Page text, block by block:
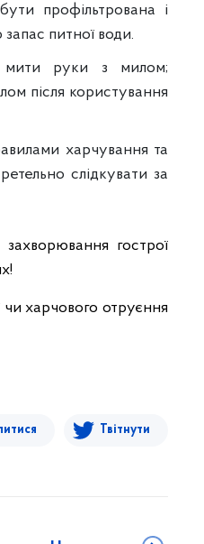
профільтрована і
питної води.
мити руки з милом;
після користування
харчування та
слідкувати за
гострої
харчового отруєння
Твітнути